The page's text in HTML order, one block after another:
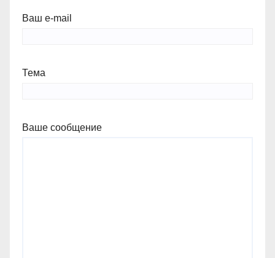
Ваш e-mail
Тема
Ваше сообщение